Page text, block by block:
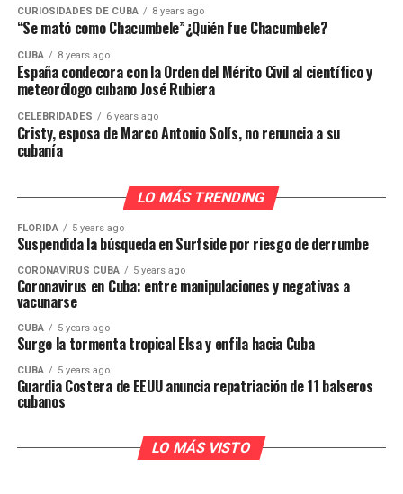
CURIOSIDADES DE CUBA 8 years ago
“Se mató como Chacumbele”¿Quién fue Chacumbele?
CUBA 8 years ago
España condecora con la Orden del Mérito Civil al científico y
meteorólogo cubano José Rubiera
CELEBRIDADES 6 years ago
Cristy, esposa de Marco Antonio Solís, no renuncia a su
cubanía
LO MÁS TRENDING
FLORIDA 5 years ago
Suspendida la búsqueda en Surfside por riesgo de derrumbe
CORONAVIRUS CUBA 5 years ago
Coronavirus en Cuba: entre manipulaciones y negativas a
vacunarse
CUBA 5 years ago
Surge la tormenta tropical Elsa y enfila hacia Cuba
CUBA 5 years ago
Guardia Costera de EEUU anuncia repatriación de 11 balseros
cubanos
LO MÁS VISTO